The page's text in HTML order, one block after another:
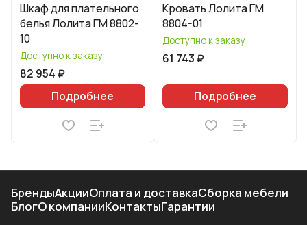
Шкаф для плательного
белья Лолита ГМ 8802-
10
Доступно к заказу
82 954 ₽
Подробнее
Кровать Лолита ГМ
8804-01
Доступно к заказу
61 743 ₽
Подробнее
БрендыАкцииОплата и доставкаСборка мебели
БлогО компанииКонтактыГарантии